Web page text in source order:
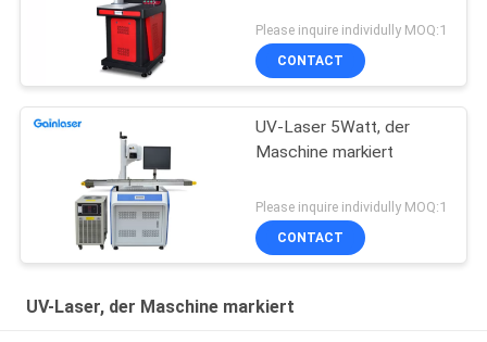
Please inquire individully MOQ:1
CONTACT
UV-Laser 5Watt, der
Maschine markiert
Please inquire individully MOQ:1
CONTACT
UV-Laser, der Maschine markiert